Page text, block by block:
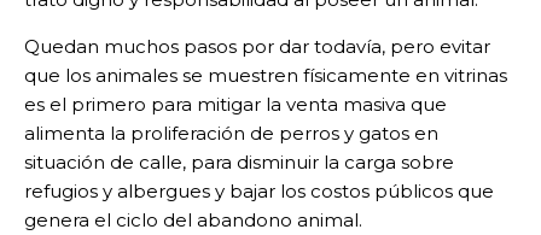
Quedan muchos pasos por dar todavía, pero evitar
que los animales se muestren físicamente en vitrinas
es el primero para mitigar la venta masiva que
alimenta la proliferación de perros y gatos en
situación de calle, para disminuir la carga sobre
refugios y albergues y bajar los costos públicos que
genera el ciclo del abandono animal.